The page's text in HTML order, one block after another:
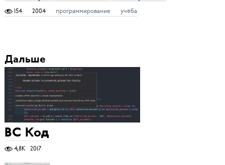
154 2004 программирование учёба
Дальше
ВС Код
4,8K 2017